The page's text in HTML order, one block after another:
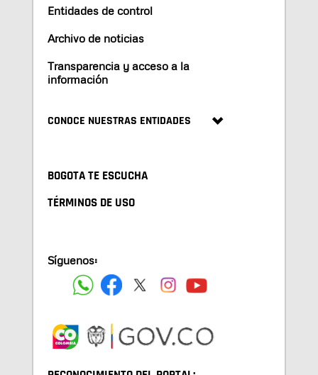
Entidades de control
Archivo de noticias
Transparencia y acceso a la
información
CONOCE NUESTRAS ENTIDADES
BOGOTA TE ESCUCHA
TÉRMINOS DE USO
Síguenos: